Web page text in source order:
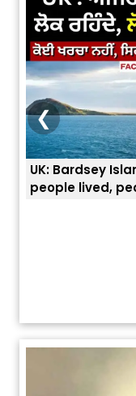
island on which
to PR
❮